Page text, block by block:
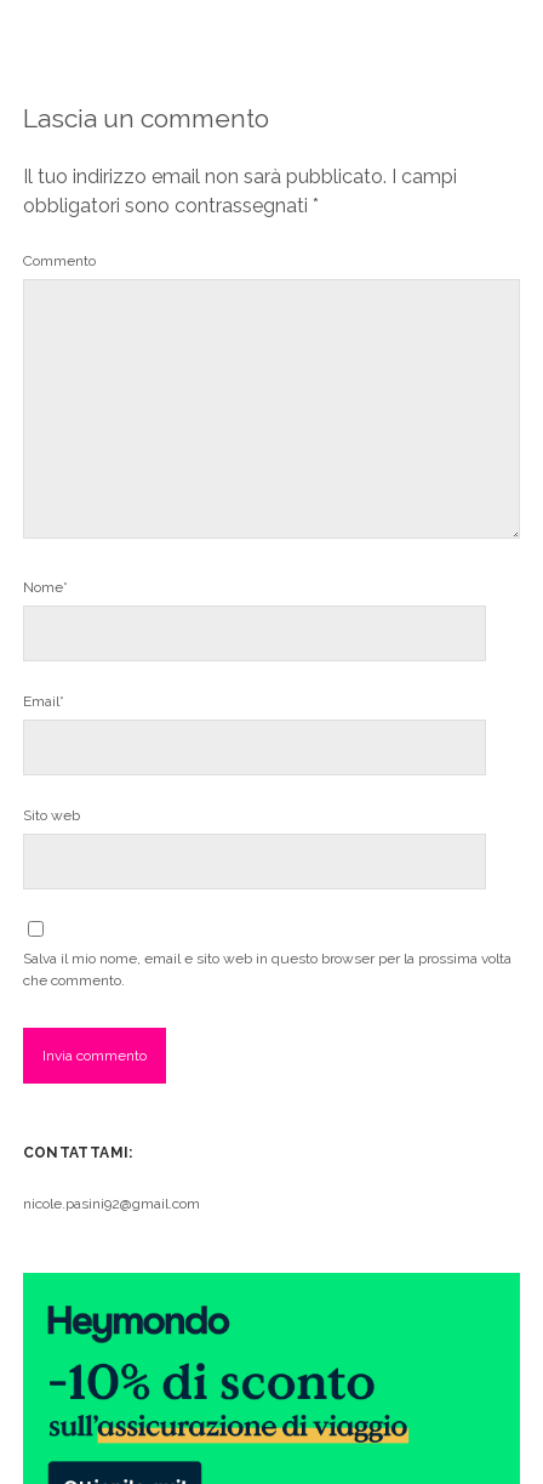
Lascia un commento
Il tuo indirizzo email non sarà pubblicato. I campi
obbligatori sono contrassegnati *
Commento
Nome*
Email*
Sito web
Salva il mio nome, email e sito web in questo browser per la prossima volta
che commento.
CONTATTAMI:
nicole.pasini92@gmail.com